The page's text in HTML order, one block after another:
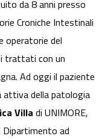
da 8 anni presso
Croniche Intestinali
operatorie del
trattati con un
Ad oggi il paziente
attiva della patologia
Villa di UNIMORE,
ad